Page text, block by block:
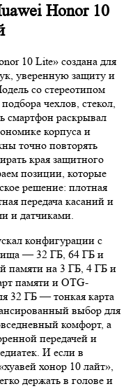
Honor 10
10 Lite» создана для
уверенную защиту и
со стереотипом
чехлов, стекол,
смартфон раскрывал
корпуса и
точно повторять
края защитного
позиции, которые
решение: плотная
передача касаний и
и датчиками.
конфигурации с
— 32 ГБ, 64 ГБ и
памяти на 3 ГБ, 4 ГБ и
памяти и OTG-
32 ГБ — тонкая карта
выбор для
комфорт, а
передачей и
И если в
хонор 10 лайт»,
держать в голове и